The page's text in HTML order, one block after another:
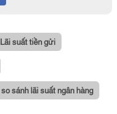
Lãi suất tiền gửi
so sánh lãi suất ngân hàng